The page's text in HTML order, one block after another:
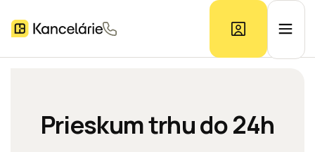
Prieskum trhu do 24h